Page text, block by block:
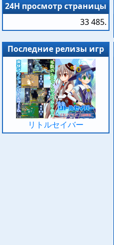
24H просмотр страницы
33 485.
Последние релизы игр
リトルセイバー